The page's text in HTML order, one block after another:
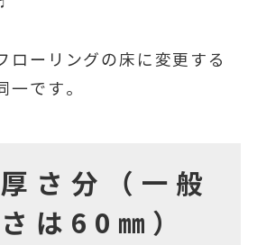
ローリングの床に変更する
です。
さ分（一般
は60㎜）